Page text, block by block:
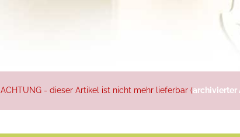
ACHTUNG - dieser Artikel ist nicht mehr lieferbar (archivierter